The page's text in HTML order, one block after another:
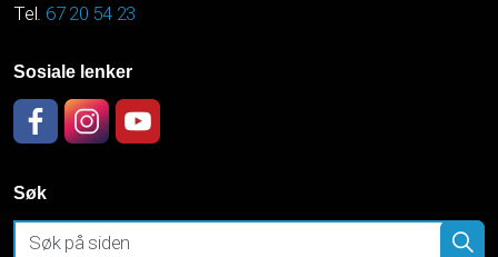
Tel. 67 20 54 23
Sosiale lenker
Søk